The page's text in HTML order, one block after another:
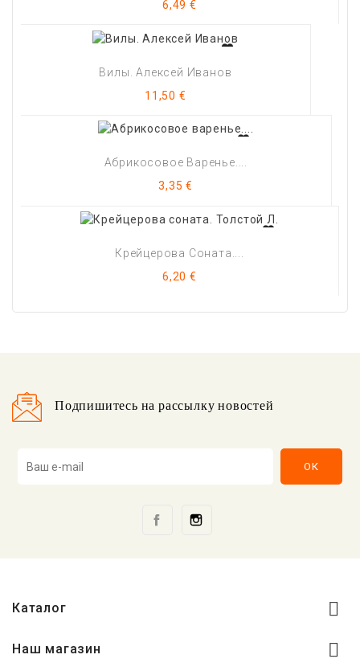
Цена
6,49 €
Вилы. Алексей Иванов
Цена
11,50 €
Абрикосовое Варенье....
Цена
3,35 €
Крейцерова Соната....
Цена
6,20 €
Подпишитесь на рассылку новостей
Facebook
Каталог 
Наш магазин 